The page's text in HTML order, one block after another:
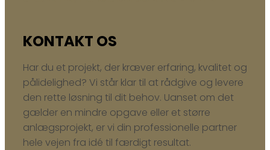
KONTAKT OS
Har du et projekt, der kræver erfaring, kvalitet og
pålidelighed? Vi står klar til at rådgive og levere
den rette løsning til dit behov. Uanset om det
gælder en mindre opgave eller et større
anlægsprojekt, er vi din professionelle partner
hele vejen fra idé til færdigt resultat.